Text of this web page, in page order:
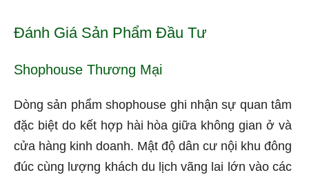
Đánh Giá Sản Phẩm Đầu Tư
Shophouse Thương Mại
Dòng sản phẩm shophouse ghi nhận sự quan tâm
đặc biệt do kết hợp hài hòa giữa không gian ở và
cửa hàng kinh doanh. Mật độ dân cư nội khu đông
đúc cùng lượng khách du lịch vãng lai lớn vào các